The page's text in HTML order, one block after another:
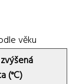
věku
(°C)